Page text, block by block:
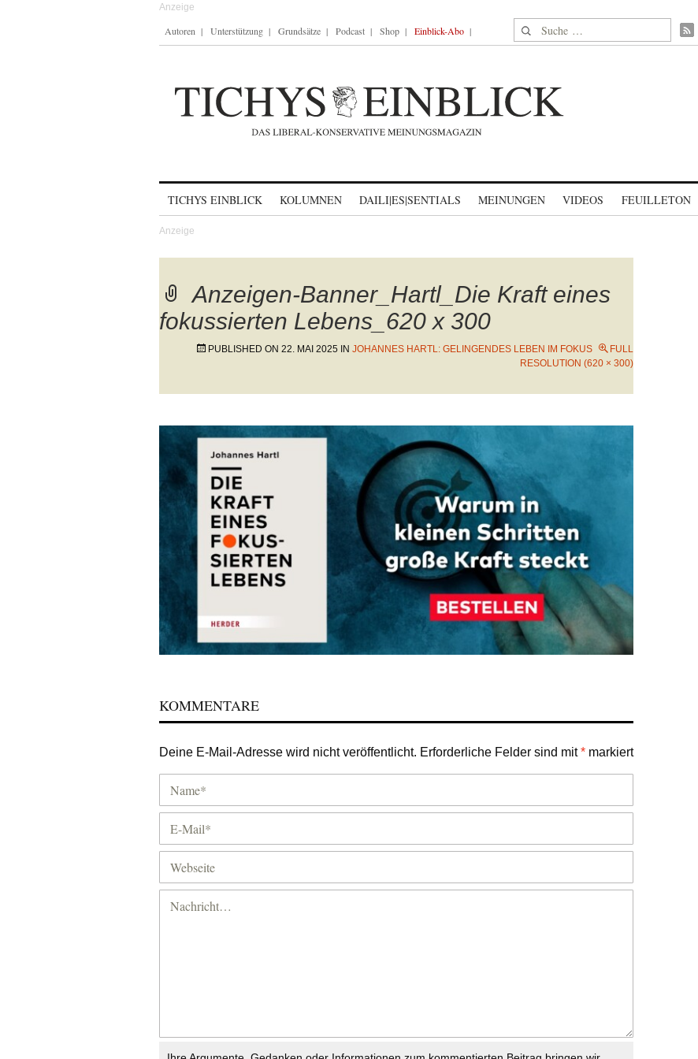
Autoren Unterstützung Grundsätze Podcast Shop Einblick-Abo Suche nach:
TICHYS EINBLICK KOLUMNEN DAILI|ES|SENTIALS MEINUNGEN VIDEOS FEUILLETON
Anzeigen-Banner_Hartl_Die Kraft eines
fokussierten Lebens_620 x 300
PUBLISHED ON 22. MAI 2025 IN JOHANNES HARTL: GELINGENDES LEBEN IM FOKUS
FULL
RESOLUTION (620 × 300)
KOMMENTARE
Deine E-Mail-Adresse wird nicht veröffentlicht. Erforderliche Felder sind mit* markiert